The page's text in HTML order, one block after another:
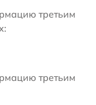
третьим
третьим